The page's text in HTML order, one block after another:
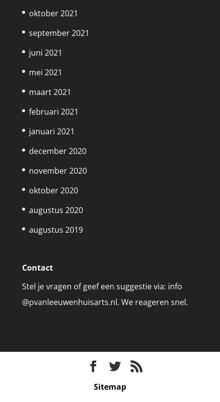
oktober 2021
september 2021
juni 2021
mei 2021
maart 2021
februari 2021
januari 2021
december 2020
november 2020
oktober 2020
augustus 2020
augustus 2019
Contact
Stel je vragen of geef een suggestie via: info
@pvanleeuwenhuisarts.nl. We reageren snel.
Sitemap